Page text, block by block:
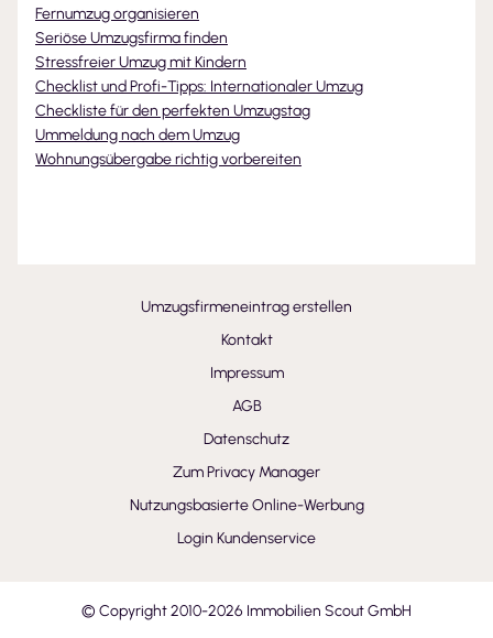
Fernumzug organisieren
Seriöse Umzugsfirma finden
Stressfreier Umzug mit Kindern
Checklist und Profi-Tipps: Internationaler Umzug
Checkliste für den perfekten Umzugstag
Ummeldung nach dem Umzug
Wohnungsübergabe richtig vorbereiten
Umzugsfirmeneintrag erstellen
Kontakt
Impressum
AGB
Datenschutz
Zum Privacy Manager
Nutzungsbasierte Online-Werbung
Login Kundenservice
© Copyright 2010-2026 Immobilien Scout GmbH